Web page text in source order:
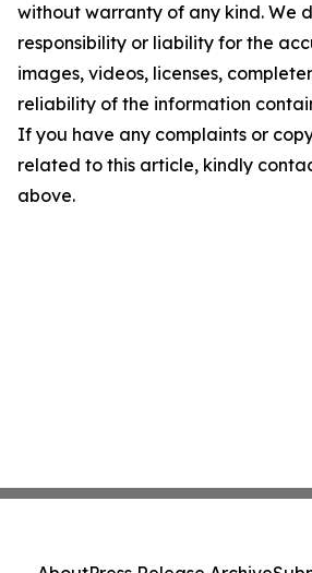
without warranty of any kind. We
responsibility or liability for the
images, videos, licenses,
reliability of the information
If you have any complaints or
related to this article, kindly
above.